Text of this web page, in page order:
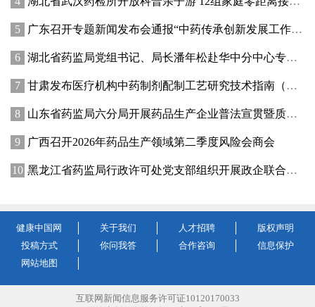
广东召开专题新闻发布会通报“中药传承创新发展工作成效”
湖北省药监局党组书记、局长潘年松赴华中分中心专题调研全面从严治党工作 强调以高质量党建引领药监事业行稳致远
甘肃发布医疗机构中药制剂配制工艺研究技术指南（试行）
山东省药监局六分局开展药品生产企业普法宣贯暨质量管理提升座谈交流活动
广西召开2026年药品生产领域第二季度风险会商会
黑龙江省药监局行政许可处党支部组织开展政企联合主题党日活动
健康中国网 关于我们 人才招聘
版权声明
投稿方式
你问我答 合作咨询
信息保护
网站地图
互联网新闻信息服务许可证10120170033